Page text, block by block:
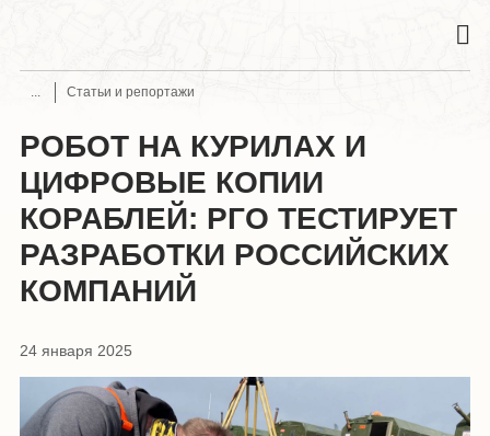
Статьи и репортажи
РОБОТ НА КУРИЛАХ И
ЦИФРОВЫЕ КОПИИ
КОРАБЛЕЙ: РГО ТЕСТИРУЕТ
РАЗРАБОТКИ РОССИЙСКИХ
КОМПАНИЙ
24 января 2025